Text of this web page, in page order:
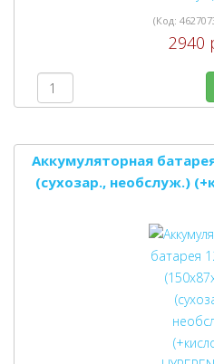
(Код:
2940
Аккумуляторная
(сухозар., необслуж.)